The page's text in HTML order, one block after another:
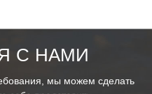
из микроволокна
прочная
С НАМИ
мы можем сделать